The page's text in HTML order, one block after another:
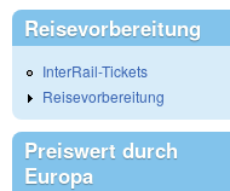
Reisevorbereitung
InterRail-Tickets
Reisevorbereitung
Preiswert durch
Europa